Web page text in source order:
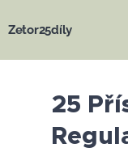
Zetor25díly
25